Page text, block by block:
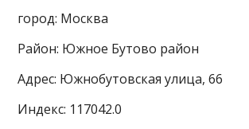
город: Москва
Район: Южное Бутово район
Адрес: Южнобутовская улица, 66
Индекс: 117042.0